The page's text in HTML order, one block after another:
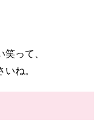
って、
ね。